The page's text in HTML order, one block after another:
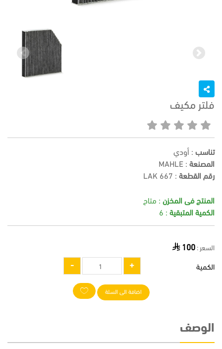
Next
فلتر مكيف
تناسب : أودي
المصنعة : MAHLE
رقم القطعة :
LAK 667
المنتج فى المخزن : متاح
الكمية المتبقية : 6
السعر :100
الكمية
اضافة الى السلة
الوصف